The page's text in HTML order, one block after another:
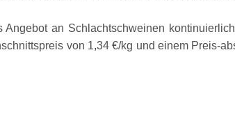
an Schlachtschweinen
von 1,34 €/kg und einem Preis-